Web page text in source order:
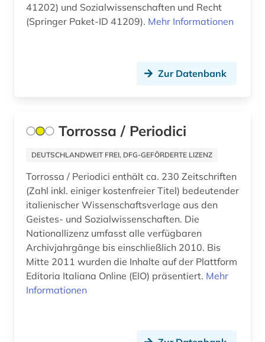
41202) und Sozialwissenschaften und Recht
(Springer Paket-ID 41209). Mehr Informationen
Zur Datenbank
Torrossa / Periodici
DEUTSCHLANDWEIT FREI, DFG-GEFÖRDERTE LIZENZ
Torrossa / Periodici enthält ca. 230 Zeitschriften
(Zahl inkl. einiger kostenfreier Titel) bedeutender
italienischer Wissenschaftsverlage aus den
Geistes- und Sozialwissenschaften. Die
Nationallizenz umfasst alle verfügbaren
Archivjahrgänge bis einschließlich 2010. Bis
Mitte 2011 wurden die Inhalte auf der Plattform
Editoria Italiana Online (EIO) präsentiert. Mehr
Informationen